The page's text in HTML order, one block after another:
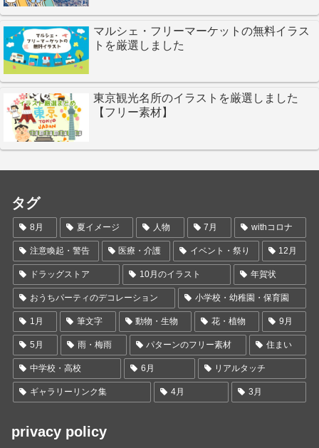
マルシェ・フリーマーケットの無料イラス
トを厳選しました
東京観光名所のイラストを厳選しました
【フリー素材】
タグ
8月 夏イメージ 人物 7月 withコロナ
注意喚起・警告 医療・介護 イベント・祭り 12月
ドラッグストア 10月のイラスト 年賀状
おうちパーティのデコレーション 小学校・幼稚園・保育園
1月 筆文字 動物・生物 花・植物 9月
5月 雨・梅雨 パターンのフリー素材 住まい
中学校・高校 6月 リアルタッチ
ギャラリーリンク集 4月 3月
privacy policy